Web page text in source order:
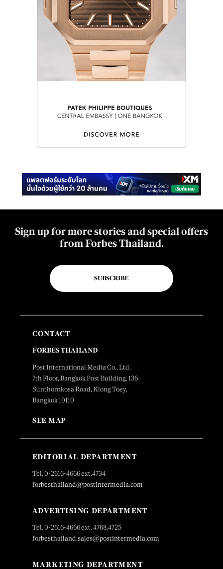
Sign up for more stories and special offers
from Forbes Thailand.
SUBSCRIBE
CONTACT
FORBES THAILAND
Post International Media Co., Ltd.
7th Floor, Bangkok Post Building, 136
Sunthornkosa Road, Klong Toey,
Bangkok 10110
SEE MAP
EDITORIAL DEPARTMENT
Tel. 0-2616-4666 ext.4734
forbesthailand@postintermedia.com
ADVERTISING DEPARTMENT
Tel. 0-2616-4666 ext. 4768,4725
forbesthailand.sales@postintermedia.com
MARKETING DEPARTMENT